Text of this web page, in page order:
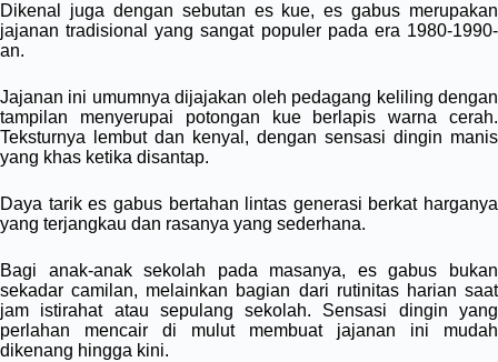
Dikenal juga dengan sebutan es kue, es gabus merupakan
jajanan tradisional yang sangat populer pada era 1980-1990-
an.
Jajanan ini umumnya dijajakan oleh pedagang keliling dengan
tampilan menyerupai potongan kue berlapis warna cerah.
Teksturnya lembut dan kenyal, dengan sensasi dingin manis
yang khas ketika disantap.
Daya tarik es gabus bertahan lintas generasi berkat harganya
yang terjangkau dan rasanya yang sederhana.
Bagi anak-anak sekolah pada masanya, es gabus bukan
sekadar camilan, melainkan bagian dari rutinitas harian saat
jam istirahat atau sepulang sekolah. Sensasi dingin yang
perlahan mencair di mulut membuat jajanan ini mudah
dikenang hingga kini.